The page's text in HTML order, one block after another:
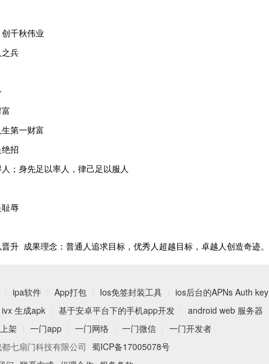
千秋伟业
兵
第一财富
招
；身先足以率人，律己足以服人
辱
升 成果理念：普通人追求目标，优秀人超越目标，卓越人创造奇迹。
ipa软件 App打包 Ios免签封装工具 ios后台的APNs Auth key
ivx 生成apk 基于安卓平台下的手机app开发
android web 服务器
架 一门app 一门网络 一门微信
一门开发者
七扇门科技有限公司 蜀ICP备17005078号